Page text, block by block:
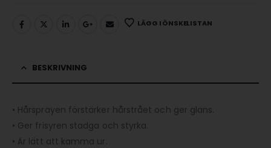
LÄGG I ÖNSKELISTAN
BESKRIVNING
• Hårsprayen förstärker hårstrået och ger glans.
• Ger frisyren stadga och styrka.
• Är lätt att kamma ur.